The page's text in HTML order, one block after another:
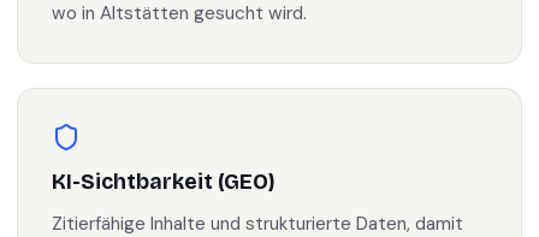
wo in Altstätten gesucht wird.
KI-Sichtbarkeit (GEO)
Zitierfähige Inhalte und strukturierte Daten, damit